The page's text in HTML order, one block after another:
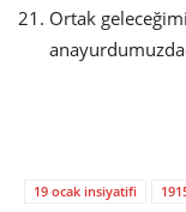
Ortak
19 ocak insiyatifi